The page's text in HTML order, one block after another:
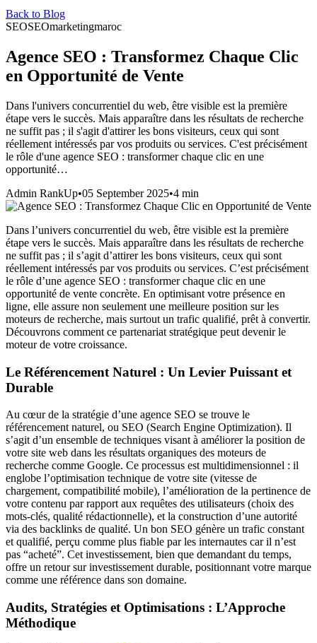
Back to Blog
SEOSEOmarketingmaroc
Agence SEO : Transformez Chaque Clic
en Opportunité de Vente
Dans l'univers concurrentiel du web, être visible est la première
étape vers le succès. Mais apparaître dans les résultats de recherche
ne suffit pas ; il s'agit d'attirer les bons visiteurs, ceux qui sont
réellement intéressés par vos produits ou services. C'est précisément
le rôle d'une agence SEO : transformer chaque clic en une
opportunité…
Admin RankUp•05 September 2025•4 min
Dans l’univers concurrentiel du web, être visible est la première
étape vers le succès. Mais apparaître dans les résultats de recherche
ne suffit pas ; il s’agit d’attirer les bons visiteurs, ceux qui sont
réellement intéressés par vos produits ou services. C’est précisément
le rôle d’une agence SEO : transformer chaque clic en une
opportunité de vente concrète. En optimisant votre présence en
ligne, elle assure non seulement une meilleure position sur les
moteurs de recherche, mais surtout un trafic qualifié, prêt à convertir.
Découvrons comment ce partenariat stratégique peut devenir le
moteur de votre croissance.
Le Référencement Naturel : Un Levier Puissant et
Durable
Au cœur de la stratégie d’une agence SEO se trouve le
référencement naturel, ou SEO (Search Engine Optimization). Il
s’agit d’un ensemble de techniques visant à améliorer la position de
votre site web dans les résultats organiques des moteurs de
recherche comme Google. Ce processus est multidimensionnel : il
englobe l’optimisation technique de votre site (vitesse de
chargement, compatibilité mobile), l’amélioration de la pertinence de
votre contenu par rapport aux requêtes des utilisateurs (choix des
mots-clés, qualité rédactionnelle), et la construction d’une autorité
via des backlinks de qualité. Un bon SEO génère un trafic constant
et qualifié, perçu comme plus fiable par les internautes car il n’est
pas “acheté”. Cet investissement, bien que demandant du temps,
offre un retour sur investissement durable, positionnant votre marque
comme une référence dans son domaine.
Audits, Stratégies et Optimisations : L’Approche
Méthodique